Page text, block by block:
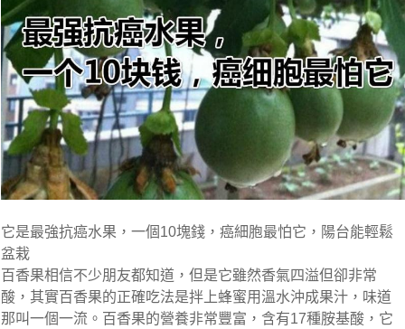
它是最強抗癌水果，一個10塊錢，癌細胞最怕它，陽台能輕鬆
盆栽
百香果相信不少朋友都知道，但是它雖然香氣四溢但卻非常
酸，其實百香果的正確吃法是拌上蜂蜜用溫水沖成果汁，味道
那叫一個一流。百香果的營養非常豐富，含有17種胺基酸，它